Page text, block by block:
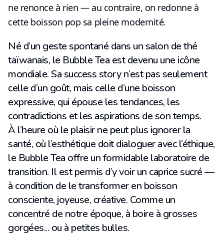
ne renonce à rien — au contraire, on redonne à
cette boisson pop sa pleine modernité.
Né d’un geste spontané dans un salon de thé
taïwanais, le Bubble Tea est devenu une icône
mondiale. Sa success story n’est pas seulement
celle d’un goût, mais celle d’une boisson
expressive, qui épouse les tendances, les
contradictions et les aspirations de son temps.
À l’heure où le plaisir ne peut plus ignorer la
santé, où l’esthétique doit dialoguer avec l’éthique,
le Bubble Tea offre un formidable laboratoire de
transition. Il est permis d’y voir un caprice sucré —
à condition de le transformer en boisson
consciente, joyeuse, créative. Comme un
concentré de notre époque, à boire à grosses
gorgées... ou à petites bulles.